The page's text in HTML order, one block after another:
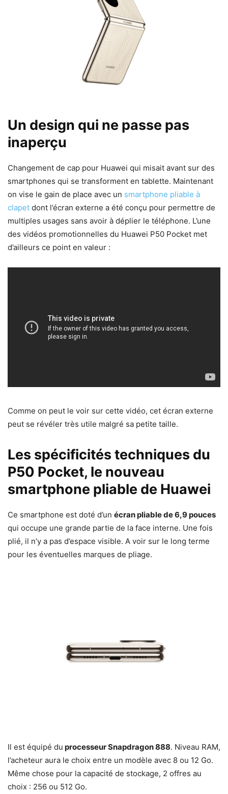
Un design qui ne passe pas
inaperçu
Changement de cap pour Huawei qui misait avant sur des
smartphones qui se transforment en tablette. Maintenant
on vise le gain de place avec un smartphone pliable à
clapet dont l’écran externe a été conçu pour permettre de
multiples usages sans avoir à déplier le téléphone. L’une
des vidéos promotionnelles du Huawei P50 Pocket met
d’ailleurs ce point en valeur :
Comme on peut le voir sur cette vidéo, cet écran externe
peut se révéler très utile malgré sa petite taille.
Les spécificités techniques du
P50 Pocket, le nouveau
smartphone pliable de Huawei
Ce smartphone est doté d’un écran pliable de 6,9 pouces
qui occupe une grande partie de la face interne. Une fois
plié, il n’y a pas d’espace visible. A voir sur le long terme
pour les éventuelles marques de pliage.
Il est équipé du processeur Snapdragon 888. Niveau RAM,
l’acheteur aura le choix entre un modèle avec 8 ou 12 Go.
Même chose pour la capacité de stockage, 2 offres au
choix : 256 ou 512 Go.